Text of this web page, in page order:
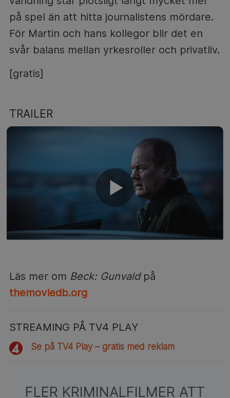
på spel än att hitta journalistens mördare.
För Martin och hans kollegor blir det en
svår balans mellan yrkesroller och privatliv.
[gratis]
TRAILER
Läs mer om Beck: Gunvaldpå
themoviedb.org
STREAMING PÅ TV4 PLAY
Se på TV4 Play – gratis med reklam
FLER KRIMINALFILMER ATT